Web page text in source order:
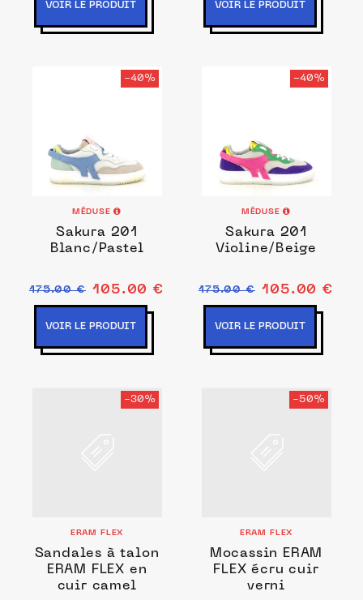
VOIR LE PRODUIT VOIR LE PRODUIT
-40%
MÉDUSE
Sakura 201
Blanc/Pastel
175.00 € 105.00 €
VOIR LE PRODUIT
-40%
MÉDUSE
Sakura 201
Violine/Beige
175.00 € 105.00 €
VOIR LE PRODUIT
-30%
ERAM FLEX
Sandales à talon
ERAM FLEX en
cuir camel
-50%
ERAM FLEX
Mocassin ERAM
FLEX écru cuir
verni